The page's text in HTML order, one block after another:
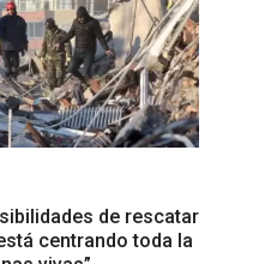
de rescatar
centrando toda la